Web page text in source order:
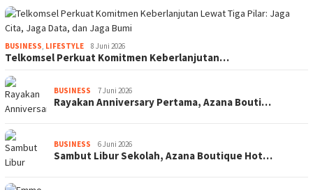
BUSINESS, LIFESTYLE 8 Juni 2026
Telkomsel Perkuat Komitmen Keberlanjutan…
BUSINESS 7 Juni 2026
Rayakan Anniversary Pertama, Azana Bouti…
BUSINESS 6 Juni 2026
Sambut Libur Sekolah, Azana Boutique Hot…